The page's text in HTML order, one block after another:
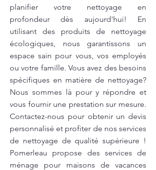
planifier votre nettoyage en
profondeur dès aujourd'hui! En
utilisant des produits de nettoyage
écologiques, nous garantissons un
espace sain pour vous, vos employés
ou votre famille. Vous avez des besoins
spécifiques en matière de nettoyage?
Nous sommes là pour y répondre et
vous fournir une prestation sur mesure.
Contactez-nous pour obtenir un devis
personnalisé et profiter de nos services
de nettoyage de qualité supérieure !
Pomerleau propose des services de
ménage pour maisons de vacances